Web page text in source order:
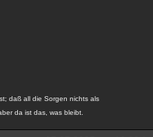
daß all die Sorgen nichts als
da ist das, was bleibt.